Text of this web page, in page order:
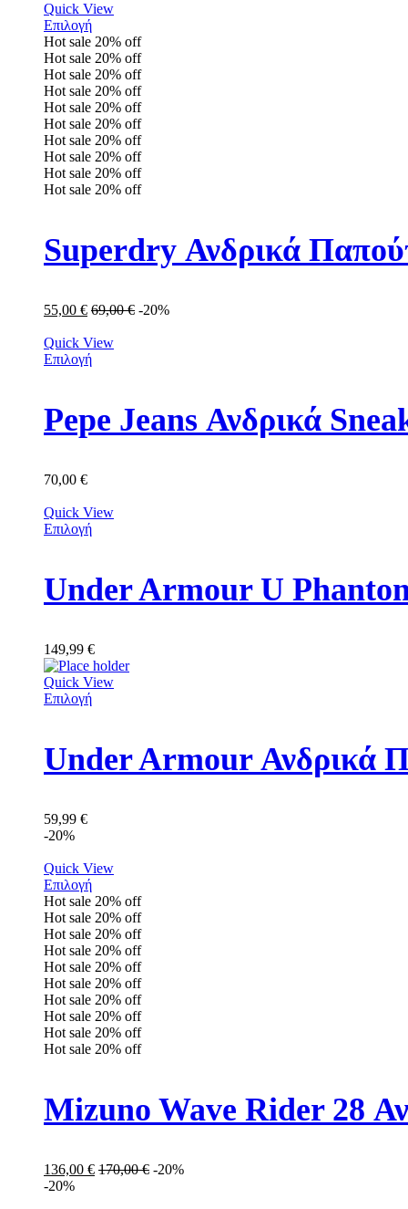
Quick View
Επιλογή
Hot sale 20% off
Hot sale 20% off
Hot sale 20% off
Hot sale 20% off
Hot sale 20% off
Hot sale 20% off
Hot sale 20% off
Hot sale 20% off
Hot sale 20% off
Hot sale 20% off
Superdry Ανδρικά
55,00 € 69,00€ -20%
Quick View
Επιλογή
Pepe Jeans Ανδρικά
70,00 €
Quick View
Επιλογή
149,99 €
Quick View
Επιλογή
Under Armour Ανδρικά
59,99 €
-20%
Quick View
Επιλογή
Hot sale 20% off
Hot sale 20% off
Hot sale 20% off
Hot sale 20% off
Hot sale 20% off
Hot sale 20% off
Hot sale 20% off
Hot sale 20% off
Hot sale 20% off
Hot sale 20% off
Mizuno Wave Rider 28
136,00 € 170,00€ -20%
-20%